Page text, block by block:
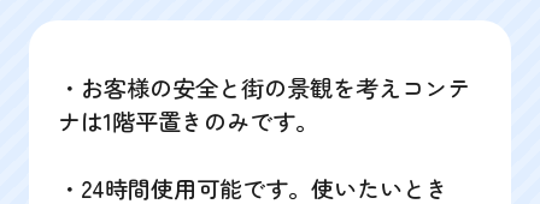
・お客様の安全と街の景観を考えコンテ
ナは1階平置きのみです。
・24時間使用可能です。使いたいとき